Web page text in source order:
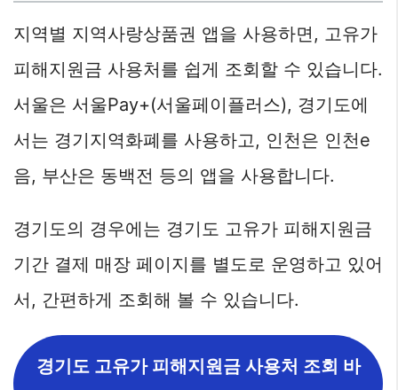
지역별 지역사랑상품권 앱을 사용하면, 고유가
피해지원금 사용처를 쉽게 조회할 수 있습니다.
서울은 서울Pay+(서울페이플러스), 경기도에
서는 경기지역화폐를 사용하고, 인천은 인천e
음, 부산은 동백전 등의 앱을 사용합니다.
경기도의 경우에는 경기도 고유가 피해지원금
기간 결제 매장 페이지를 별도로 운영하고 있어
서, 간편하게 조회해 볼 수 있습니다.
경기도 고유가 피해지원금 사용처 조회 바